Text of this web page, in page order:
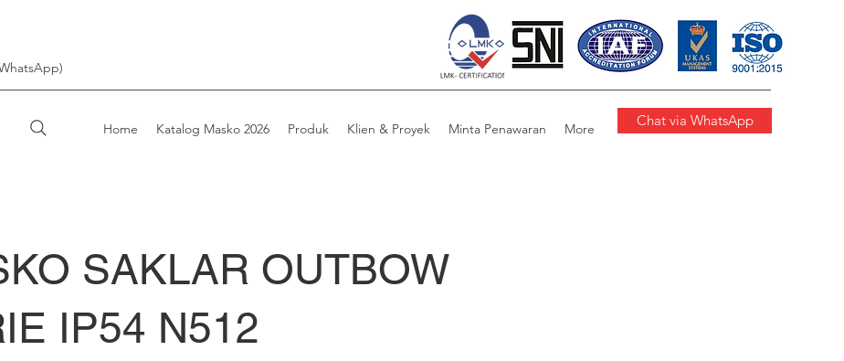
Home Katalog Masko 2026 Produk Klien & Proyek Minta Penawaran More Chat via WhatsApp
SAKLAR OUTBOW
IP54 N512